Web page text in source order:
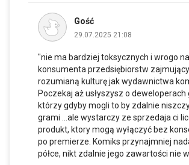
Gość
29.07.2025 21:08
"nie ma bardziej toksycznych i wrogo
konsumenta przedsiębiorstw
rozumianą kulturę jak wydawnictwa
Poczekaj aż usłyszysz o deweloperach
którzy gdyby mogli to by zdalnie
grami ...ale wystarczy ze sprzedaja ci
produkt, ktory mogą wyłączyć bez
po premierze. Komiks przynajmniej
półce, nikt zdalnie jego zawartości nie